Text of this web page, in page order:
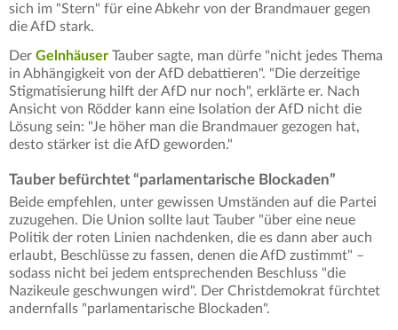
sich im "Stern" für eine Abkehr von der Brandmauer gegen
die AfD stark.
Der Gelnhäuser Tauber sagte, man dürfe "nicht jedes Thema
in Abhängigkeit von der AfD debattieren". "Die derzeitige
Stigmatisierung hilft der AfD nur noch", erklärte er. Nach
Ansicht von Rödder kann eine Isolation der AfD nicht die
Lösung sein: "Je höher man die Brandmauer gezogen hat,
desto stärker ist die AfD geworden."
Tauber befürchtet “parlamentarische Blockaden”
Beide empfehlen, unter gewissen Umständen auf die Partei
zuzugehen. Die Union sollte laut Tauber "über eine neue
Politik der roten Linien nachdenken, die es dann aber auch
erlaubt, Beschlüsse zu fassen, denen die AfD zustimmt" –
sodass nicht bei jedem entsprechenden Beschluss "die
Nazikeule geschwungen wird". Der Christdemokrat fürchtet
andernfalls "parlamentarische Blockaden".